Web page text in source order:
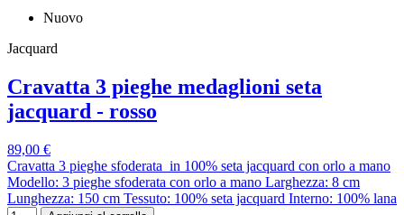
Nuovo
Jacquard
Cravatta 3 pieghe medaglioni seta
jacquard - rosso
89,00 €
Cravatta 3 pieghe sfoderata in 100% seta jacquard con orlo a mano
Modello: 3 pieghe sfoderata con orlo a mano Larghezza: 8 cm
Lunghezza: 150 cm Tessuto: 100% seta jacquard Interno: 100% lana